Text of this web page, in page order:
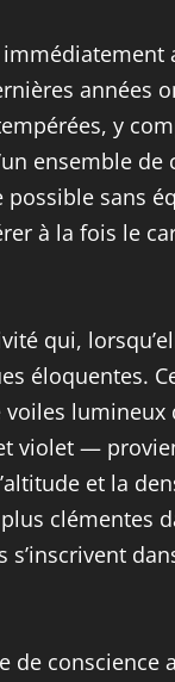
années
y
ensemble de
sans
à la fois le
qui,
éloquentes.
violet —
et la
clémentes
de conscience